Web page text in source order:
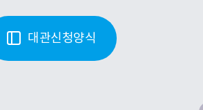
대관신청양식